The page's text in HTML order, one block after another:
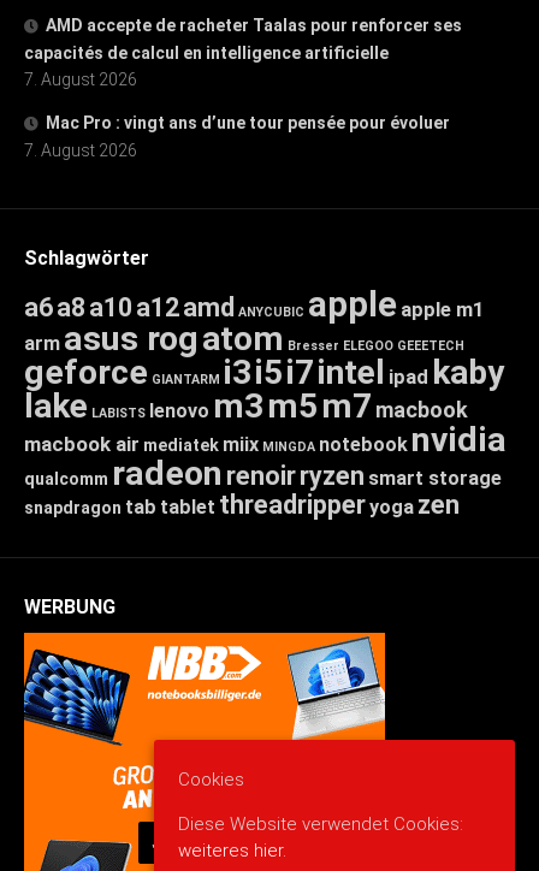
AMD accepte de racheter Taalas pour renforcer ses
capacités de calcul en intelligence artificielle
7. August 2026
Mac Pro : vingt ans d’une tour pensée pour évoluer
7. August 2026
Schlagwörter
a6a8 a10 a12amd ANYCUBIC apple apple m1
arm asus rogatom Bresser ELEGOO GEEETECH
geforce GIANTARM i3i5i7intel ipad kaby
lake LABISTS lenovo m3m5m7 macbook
macbook air mediatek miix MINGDA notebook nvidia
qualcomm radeon renoirryzen smart storage
snapdragon tab tablet threadripperyoga zen
WERBUNG
Cookies
Diese Website verwendet Cookies:
weiteres hier.